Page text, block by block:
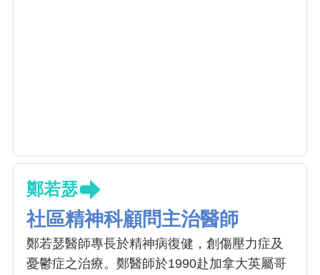
鄭若瑟
社區精神科顧問主治醫師
鄭若瑟醫師專長於精神病復健，創傷壓力症及
憂鬱症之治療。鄭醫師於1990赴加拿大英屬哥